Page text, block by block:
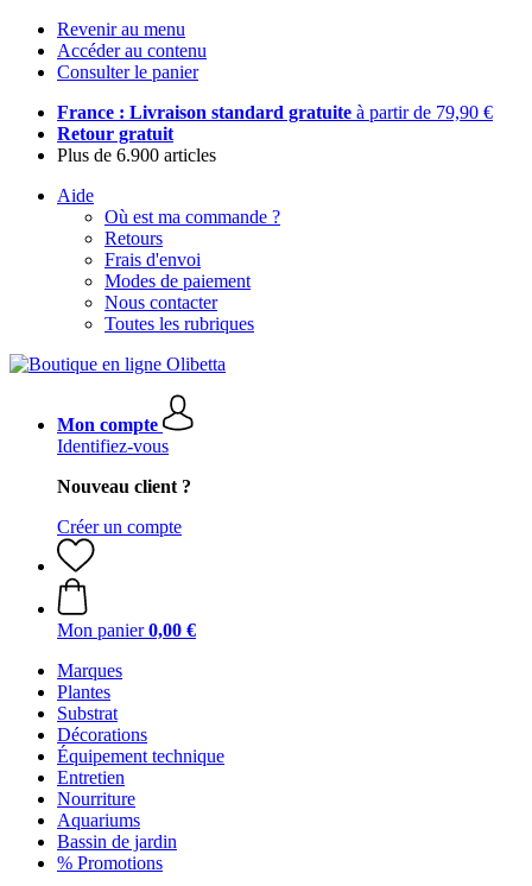
Revenir au menu
Accéder au contenu
Consulter le panier
France : Livraison standard gratuite à partir de 79,90 €
Retour gratuit
Plus de 6.900 articles
Aide
Où est ma commande ?
Retours
Frais d'envoi
Modes de paiement
Nous contacter
Toutes les rubriques
Mon compte
Identifiez-vous
Nouveau client ?
Créer un compte
Mon panier 0,00 €
Marques
Plantes
Substrat
Décorations
Équipement technique
Entretien
Nourriture
Aquariums
Bassin de jardin
% Promotions